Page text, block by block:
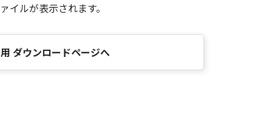
ルが表示されます。
ダウンロードページへ